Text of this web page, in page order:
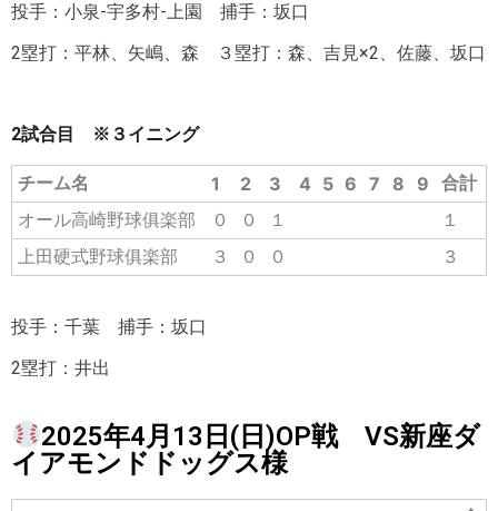
投手：小泉-宇多村-上園 捕手：坂口
2塁打：平林、矢嶋、森 ３塁打：森、吉見×2、佐藤、坂口
2試合目 ※３イニング
チーム名 1 2 3 4 5 6 7 8 9 合計
オール高崎野球俱楽部
０ ０ １
１
上田硬式野球俱楽部
３ ０ ０ ３
投手：千葉 捕手：坂口
2塁打：井出
2025年4月13日(日)OP戦 VS新座ダ
イアモンドドッグス様